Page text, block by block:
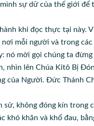
sự dữ của thế giới
khi đọc thực tại này.
mỗi người và trong
nó mời gọi chúng ta
nhìn lên Chúa Kitô Bị
của Người. Đức Thánh
sử, không đóng kín trong
khó khăn và khổ đau,